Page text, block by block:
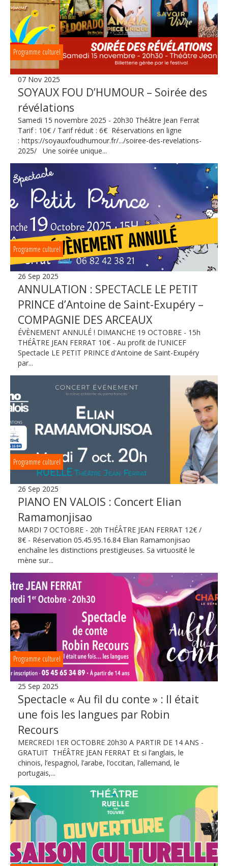
Programme culturel
07 Nov 2025
SOYAUX FOU D’HUMOUR – Soirée des
révélations
Samedi 15 novembre 2025 - 20h30 Théâtre Jean Ferrat
Tarif : 10€ / Tarif réduit : 6€ Réservations en ligne
: https://soyauxfoudhumour.fr/.../soiree-des-revelations-
2025/ Une soirée unique...
Programme culturel
26 Sep 2025
ANNULATION : SPECTACLE LE PETIT
PRINCЕ d’Antoine de Saint-Exupéry –
COMPAGNIE DES ARCEAUX
ÉVÈNEMENT ANNULÉ ! DIMANCHE 19 OCTOBRE - 15h
THÉÂTRE JEAN FERRAT 10€ - Au profit de l'UNICEF
Spectacle LE PETIT PRINCЕ d'Antoine de Saint-Exupéry
par...
Programme culturel
26 Sep 2025
PIANO EN VALOIS : Concert Elian
Ramamonjisao
MARDI 7 OCTOBRE - 20h THÉÂTRE JEAN FERRAT 12€ /
8€ - Réservation 05.45.95.16.84 Elian Ramamonjisao
enchaîne les distinctions prestigieuses. Sa virtuosité le
mène sur...
Programme culturel
25 Sep 2025
Spectacle « Au fil du conte » : Il était
une fois les langues par Robin
Recours
MERCREDI 1ER OCTOBRE 20h30 A PARTIR DE 14 ANS -
GRATUIT THÉÂTRE JEAN FERRAT Et si l’anglais, le
chinois, l’espagnol, l’arabe, l’occitan, l’allemand, le
portugais,...